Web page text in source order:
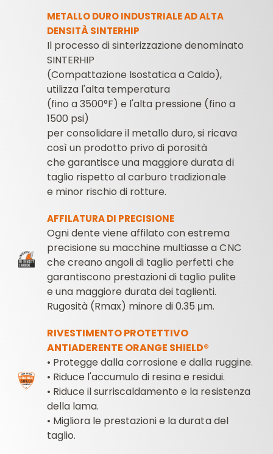
METALLO DURO INDUSTRIALE AD ALTA
DENSITÀ SINTERHIP
Il processo di sinterizzazione denominato
SINTERHIP
(Compattazione Isostatica a Caldo),
utilizza l'alta temperatura
(fino a 3500°F) e l'alta pressione (fino a
1500 psi)
per consolidare il metallo duro, si ricava
così un prodotto privo di porosità
che garantisce una maggiore durata di
taglio rispetto al carburo tradizionale
e minor rischio di rotture.
AFFILATURA DI PRECISIONE
Ogni dente viene affilato con estrema
precisione su macchine multiasse a CNC
che creano angoli di taglio perfetti che
garantiscono prestazioni di taglio pulite
e una maggiore durata dei taglienti.
Rugosità (Rmax) minore di 0.35 μm.
RIVESTIMENTO PROTETTIVO
ANTIADERENTE ORANGE SHIELD®
• Protegge dalla corrosione e dalla ruggine.
• Riduce l'accumulo di resina e residui.
• Riduce il surriscaldamento e la resistenza
della lama.
• Migliora le prestazioni e la durata del
taglio.